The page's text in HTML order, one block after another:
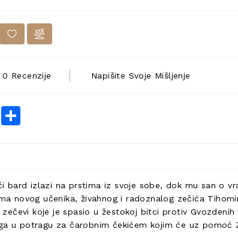
0 Recenzije Napišite Svoje Mišljenje
LinkedIn
bard izlazi na prstima iz svoje sobe, dok mu san o
novog učenika, živahnog i radoznalog zečića
koje je spasio u žestokoj bitci protiv Gvozdenih
u potragu za čarobnim čekićem kojim će uz pomoć